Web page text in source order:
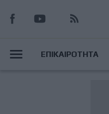
προς
κυρίως
MainΕΠΙΚΑΙΡΟΤΗΤΑ